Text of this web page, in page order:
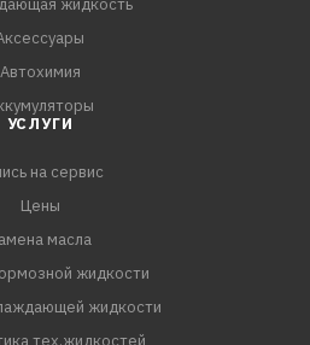
жидкость
Автохимия
УСЛУГИ
на сервис
Цены
масла
жидкости
жидкости
тех.жидкостей